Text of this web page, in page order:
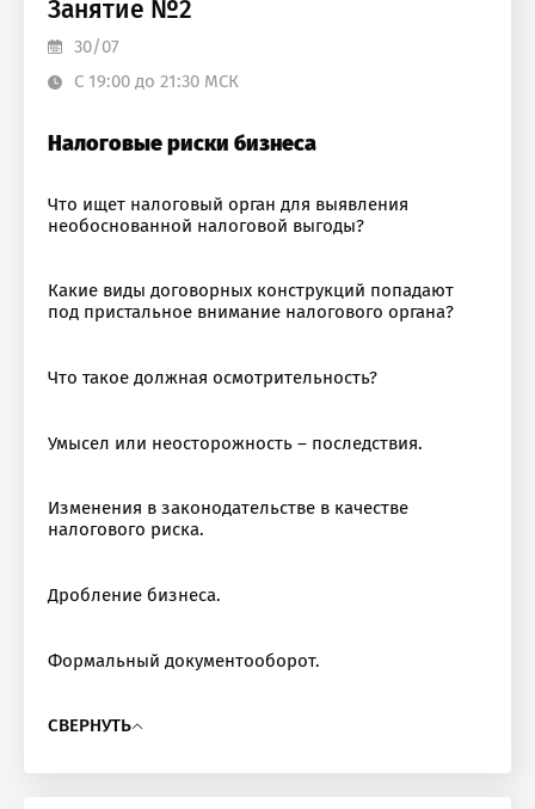
Занятие №2
30/07
С 19:00 до 21:30 МСК
Налоговые риски бизнеса
Что ищет налоговый орган для выявления
необоснованной налоговой выгоды?
Какие виды договорных конструкций попадают
под пристальное внимание налогового органа?
Что такое должная осмотрительность?
Умысел или неосторожность – последствия.
Изменения в законодательстве в качестве
налогового риска.
Дробление бизнеса.
Формальный документооборот.
СВЕРНУТЬ